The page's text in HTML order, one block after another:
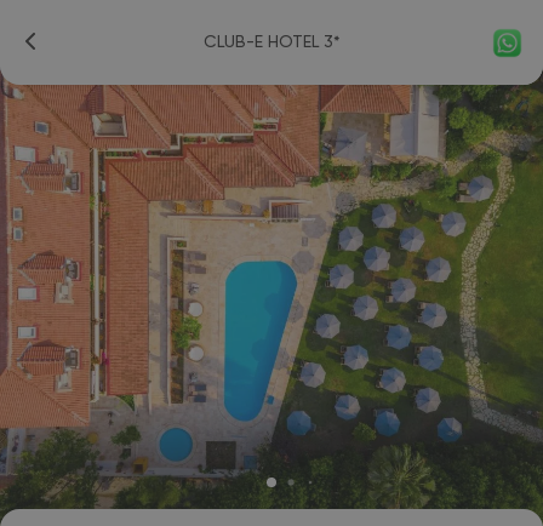
CLUB-E HOTEL 3*